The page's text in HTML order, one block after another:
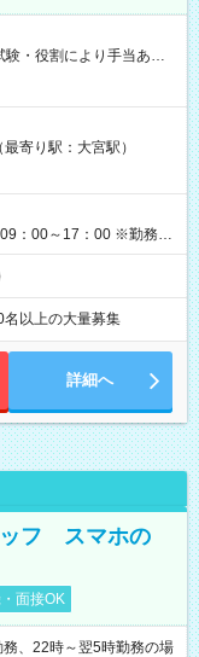
払い）オプションあ
ほどで給与の一部を受け
憩1時間） 時給1,300円
役割により時給＋100
休憩なし） 時給1,300
＋交通費 【試用期
寄り駅：大宮駅）
：00～17：00 ※勤務時
名以上の大量募集
詳細へ
ッフ スマホの
面接OK
、22時～翌5時勤務の場